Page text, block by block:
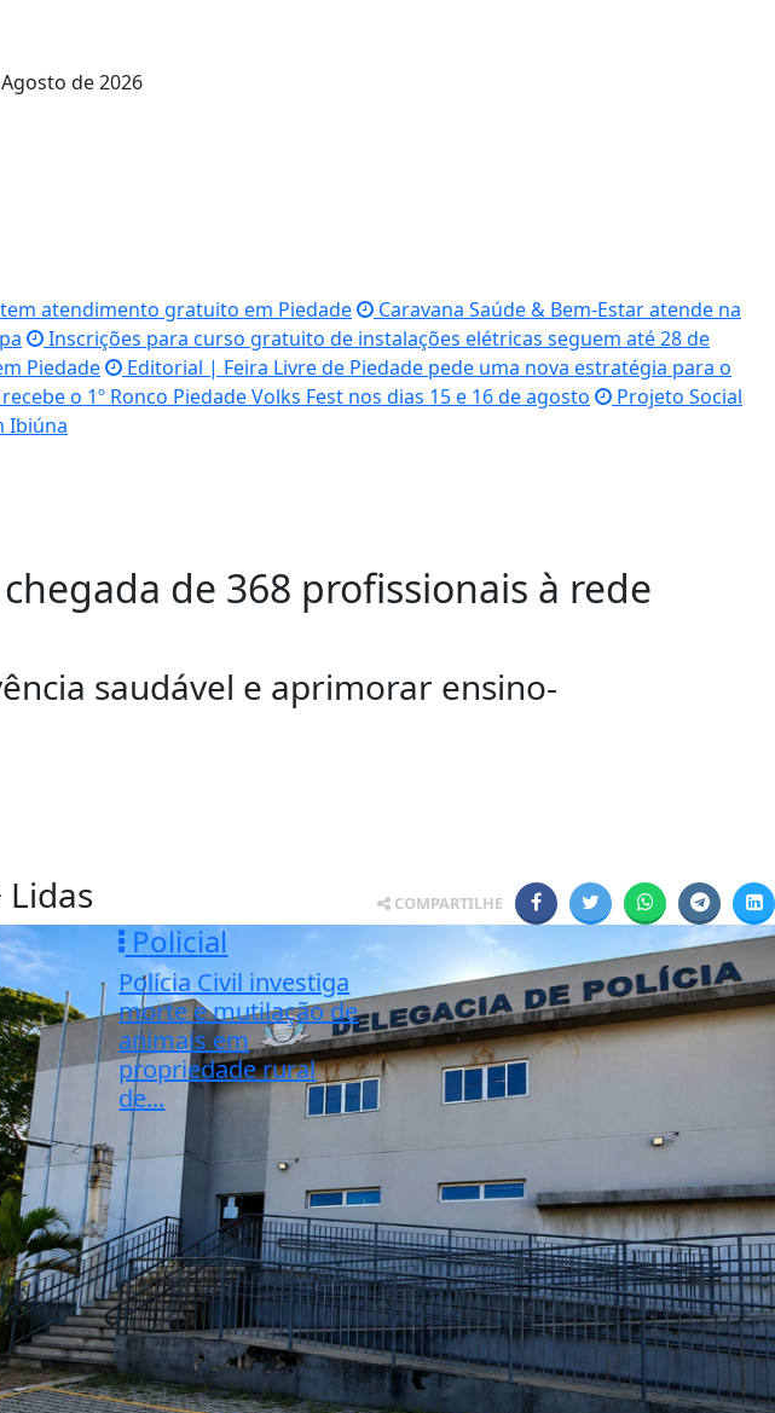
de 2026
atendimento gratuito em Piedade
Caravana Saúde & Bem-Estar atende na
Inscrições para curso gratuito de instalações elétricas seguem até 28 de
Piedade
Editorial | Feira Livre de Piedade pede uma nova estratégia para o
o 1º Ronco Piedade Volks Fest nos dias 15 e 16 de agosto
Projeto Social
Ibiúna
de 368 profissionais à rede
saudável e aprimorar ensino-
COMPARTILHE
Lidas
Policial
Polícia Civil investiga
morte e mutilação de
animais em
propriedade rural
de...